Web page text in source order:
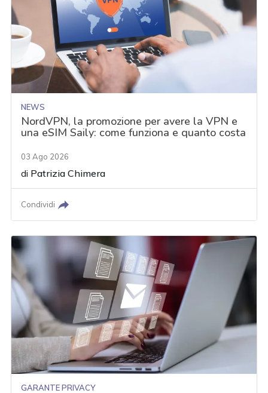
NEWS
NordVPN, la promozione per avere la VPN e
una eSIM Saily: come funziona e quanto costa
03 Ago 2026
di Patrizia Chimera
Condividi
GARANTE PRIVACY